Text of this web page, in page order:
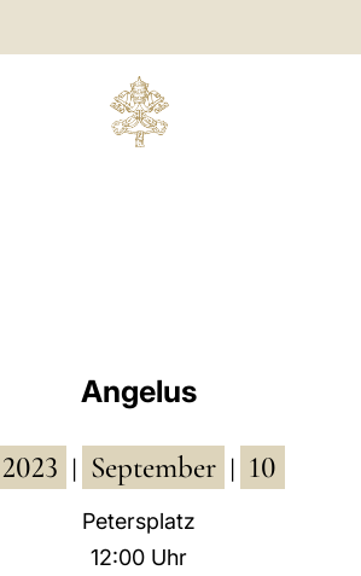
Angelus
2023 September 10
Petersplatz
12:00 Uhr